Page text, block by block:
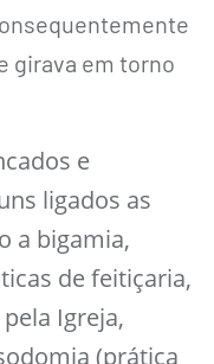
girava em torno
e
ligados as
a bigamia,
de feitiçaria,
Igreja,
(prática